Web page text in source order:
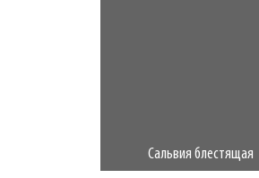
Сальвия блестящая